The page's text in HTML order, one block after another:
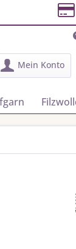
Mein Konto